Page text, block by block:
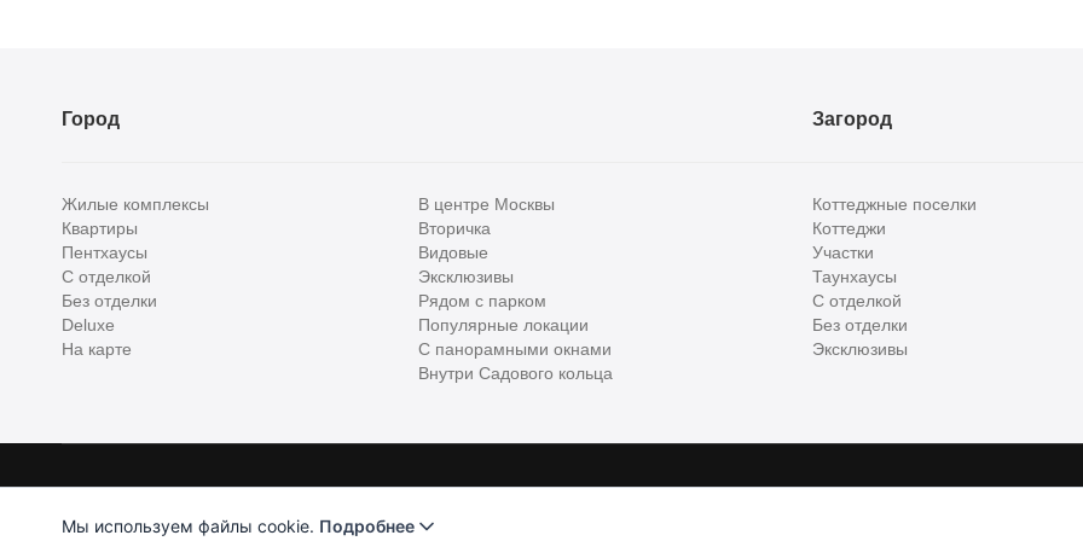
Город
Жилые комплексы
Квартиры
Пентхаусы
С отделкой
Без отделки
Deluxe
На карте
В центре Москвы
Вторичка
Видовые
Эксклюзивы
Рядом с парком
Популярные локации
С панорамными окнами
Внутри Садового кольца
Загород
Коттеджные поселки
Коттеджи
Участки
Таунхаусы
С отделкой
Без отделки
Эксклюзивы
Homehunter - первый полноценный онлайн-сервис элитной недвижимости и бизнес класса в России. Используя сервис, вы соглашаетесь с
Мы используем файлы cookie. Подробнее